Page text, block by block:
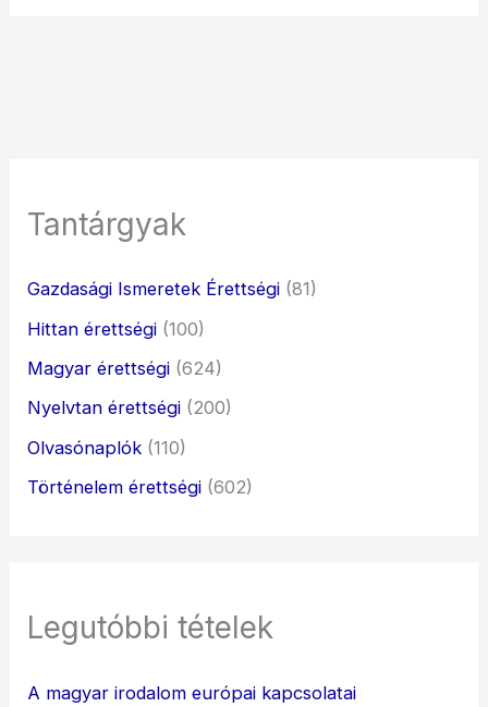
Tantárgyak
Gazdasági Ismeretek Érettségi (81)
Hittan érettségi (100)
Magyar érettségi (624)
Nyelvtan érettségi (200)
Olvasónaplók (110)
Történelem érettségi (602)
Legutóbbi tételek
A magyar irodalom európai kapcsolatai